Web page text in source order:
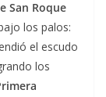
San Roque
los palos:
el escudo
los